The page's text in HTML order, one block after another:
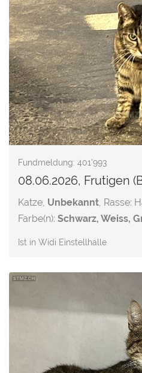
Fundmeldung: 401'993
08.06.2026, Frutigen
Katze, Unbekannt, Rasse:
Farbe(n): Schwarz, Weiss,
Ist in Widi Einstellhalle